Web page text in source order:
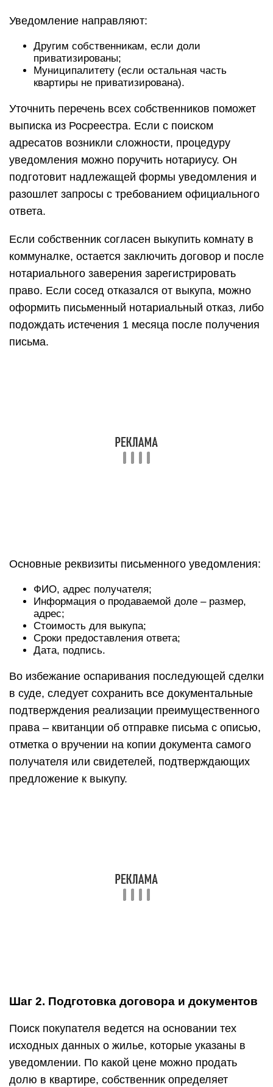
Уведомление направляют:
Другим собственникам, если доли
приватизированы;
Муниципалитету (если остальная часть
квартиры не приватизирована).
Уточнить перечень всех собственников поможет
выписка из Росреестра. Если с поиском
адресатов возникли сложности, процедуру
уведомления можно поручить нотариусу. Он
подготовит надлежащей формы уведомления и
разошлет запросы с требованием официального
ответа.
Если собственник согласен выкупить комнату в
коммуналке, остается заключить договор и после
нотариального заверения зарегистрировать
право. Если сосед отказался от выкупа, можно
оформить письменный нотариальный отказ, либо
подождать истечения 1 месяца после получения
письма.
Основные реквизиты письменного уведомления:
ФИО, адрес получателя;
Информация о продаваемой доле – размер,
адрес;
Стоимость для выкупа;
Сроки предоставления ответа;
Дата, подпись.
Во избежание оспаривания последующей сделки
в суде, следует сохранить все документальные
подтверждения реализации преимущественного
права – квитанции об отправке письма с описью,
отметка о вручении на копии документа самого
получателя или свидетелей, подтверждающих
предложение к выкупу.
Шаг 2. Подготовка договора и документов
Поиск покупателя ведется на основании тех
исходных данных о жилье, которые указаны в
уведомлении. По какой цене можно продать
долю в квартире, собственник определяет